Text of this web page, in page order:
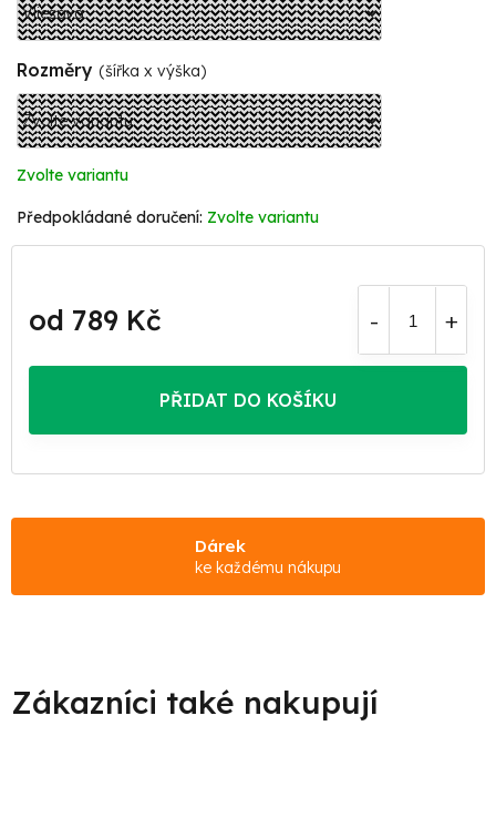
Rozměry (šířka x výška)
Zvolte variantu
Zvolte variantu
od 789 Kč
cena:
PŘIDAT DO KOŠÍKU
Dárek
ke každému nákupu